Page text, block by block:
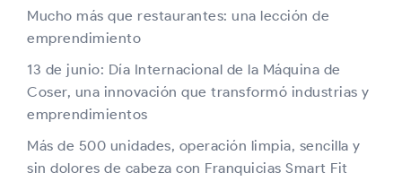
Mucho más que restaurantes: una lección de
emprendimiento
13 de junio: Día Internacional de la Máquina de
Coser, una innovación que transformó industrias y
emprendimientos
Más de 500 unidades, operación limpia, sencilla y
sin dolores de cabeza con Franquicias Smart Fit